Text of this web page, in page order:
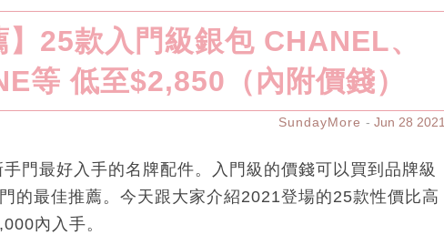
】25款入門級銀包 CHANEL、
等 低至$2,850（內附價錢）
SundayMore Jun 28 2021
門最好入手的名牌配件。入門級的價錢可以買到品牌級
的最佳推薦。今天跟大家介紹2021登場的25款性價比高
內入手。